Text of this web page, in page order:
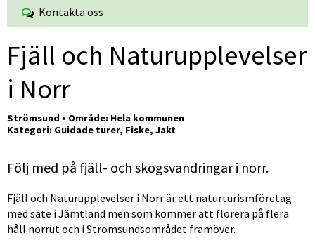
Kontakta oss
Fjäll och Naturupplevelser
i Norr
Strömsund • Område: Hela kommunen
Kategori: Guidade turer, Fiske, Jakt
Följ med på fjäll- och skogsvandringar i norr.
Fjäll och Naturupplevelser i Norr är ett naturturismföretag
med säte i Jämtland men som kommer att florera på flera
håll norrut och i Strömsundsområdet framöver.